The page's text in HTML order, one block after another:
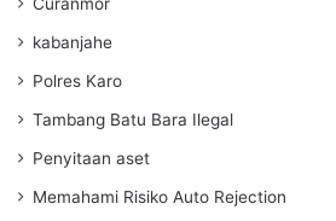
kabanjahe
Polres Karo
Tambang Batu Bara Ilegal
Penyitaan aset
Memahami Risiko Auto Rejection